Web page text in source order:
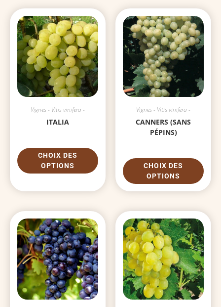
Vignes - Vitis vinifera -
ITALIA
CHOIX DES
OPTIONS
Vignes - Vitis vinifera -
CANNERS (SANS
PÉPINS)
CHOIX DES
OPTIONS